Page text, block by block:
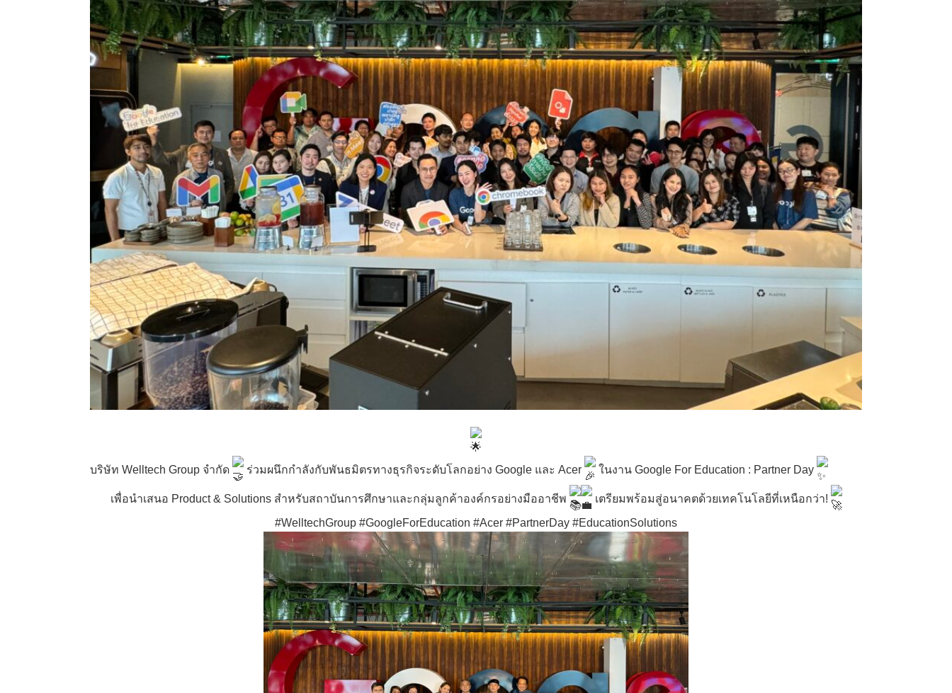
บริษัท Welltech Group จำกัด ร่วมผนึกกำลังกับพันธมิตรทางธุรกิจระดับโลกอย่าง Google และ Acer ในงาน Google For Education : Partner Day
เพื่อนำเสนอ Product & Solutions สำหรับสถาบันการศึกษาและกลุ่มลูกค้าองค์กรอย่างมืออาชีพ เตรียมพร้อมสู่อนาคตด้วยเทคโนโลยีที่เหนือกว่า!
#WelltechGroup #GoogleForEducation #Acer #PartnerDay #EducationSolutions